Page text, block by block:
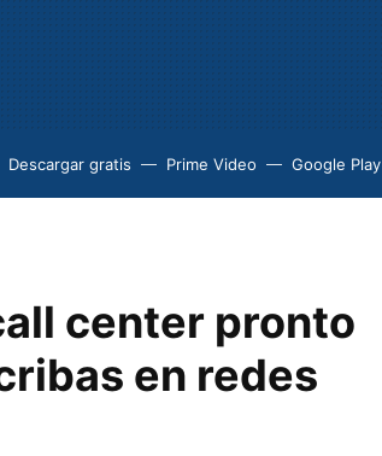
Descargar gratis Prime Video Google Play
center pronto
en redes